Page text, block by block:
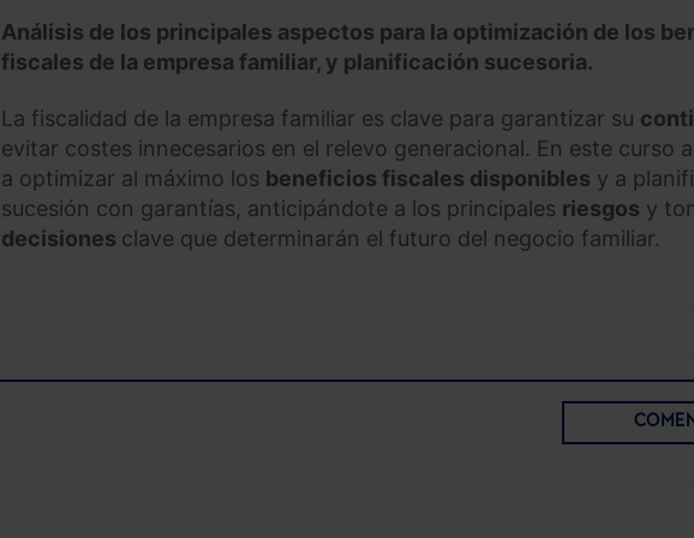
Análisis de los principales aspectos para la optimización de los
fiscales de la empresa familiar, y planificación sucesoria.
La fiscalidad de la empresa familiar es clave para garantizar su
evitar costes innecesarios en el relevo generacional. En este curso
a optimizar al máximo los beneficios fiscales disponibles y a
sucesión con garantías, anticipándote a los principales riesgos y
decisiones clave que determinarán el futuro del negocio familiar.